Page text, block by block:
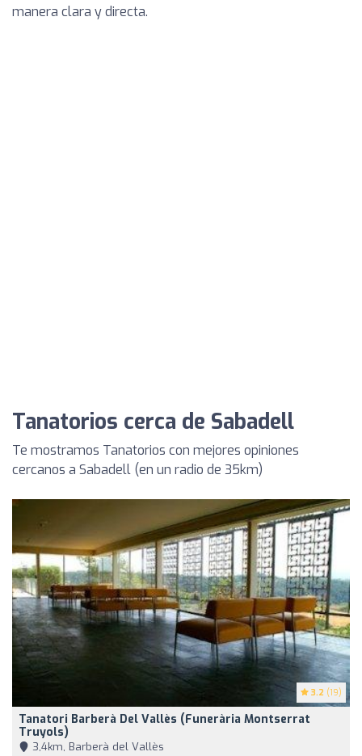
manera clara y directa.
Tanatorios cerca de Sabadell
Te mostramos Tanatorios con mejores opiniones
cercanos a Sabadell (en un radio de 35km)
3.2 (19)
Tanatori Barberà Del Vallès (Funerària Montserrat
Truyols)
3,4km, Barberà del Vallès